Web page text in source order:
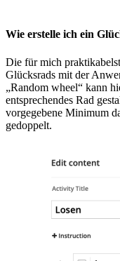
Wie erstelle ich ein
Die für mich
Glücksrads mit der
„Random wheel“ kann
entsprechendes Rad
vorgegebene Minimum
gedoppelt.